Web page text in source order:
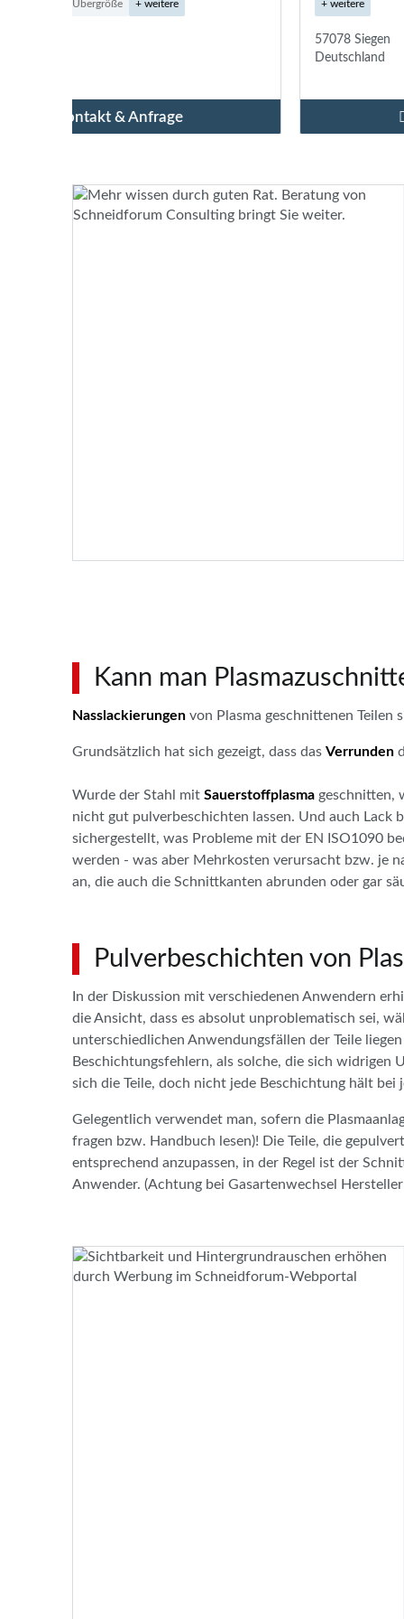
+ weitere
Kann man
Nasslackierungen von Plasma geschnittenen
Grundsätzlich hat sich gezeigt, dass das Verrunden
Wurde der Stahl mit Sauerstoffplasma geschnitten,
nicht gut pulverbeschichten lassen. Und auch
sichergestellt, was Probleme mit der EN ISO1090
werden - was aber Mehrkosten verursacht bzw. je
an, die auch die Schnittkanten abrunden oder gar
Pulverbeschichten von
In der Diskussion mit verschiedenen Anwendern
die Ansicht, dass es absolut unproblematisch sei,
unterschiedlichen Anwendungsfällen der Teile
Beschichtungsfehlern, als solche, die sich widrigen
sich die Teile, doch nicht jede Beschichtung hält bei
Gelegentlich verwendet man, sofern die
fragen bzw. Handbuch lesen)! Die Teile, die
entsprechend anzupassen, in der Regel ist der
Anwender. (Achtung bei Gasartenwechsel